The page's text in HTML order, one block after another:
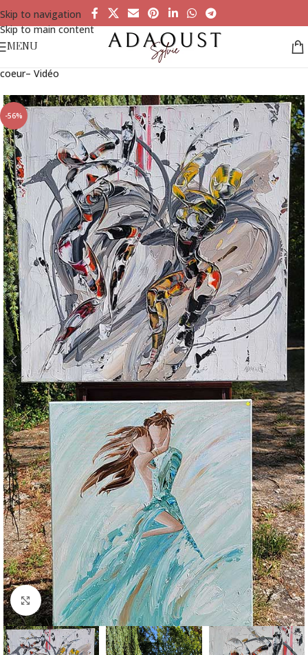
Skip to navigation
Skip to main content
MENU
Cœur Électro– Lyrisme Abstrait
coeur– Vidéo
-56%
Click to enlarge